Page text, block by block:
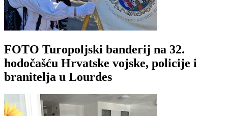
FOTO Turopoljski banderij na 32.
hodočašću Hrvatske vojske, policije i
branitelja u Lourdes